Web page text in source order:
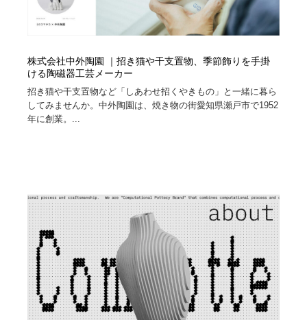
株式会社中外陶園 ｜招き猫や干支置物、季節飾りを手掛
ける陶磁器工芸メーカー
招き猫や干支置物など「しあわせ招くやきもの」と一緒に暮ら
してみませんか。中外陶園は、焼き物の街愛知県瀬戸市で1952
年に創業。...